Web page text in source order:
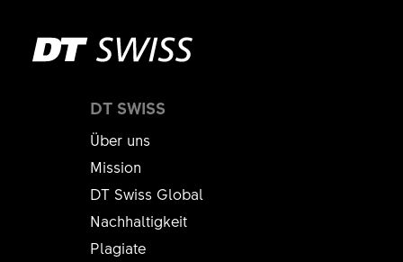
DT SWISS
Über uns
Mission
DT Swiss Global
Nachhaltigkeit
Plagiate